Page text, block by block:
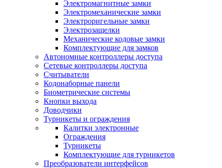
Электромагнитные замки
Электромеханические замки
Электроригельные замки
Электрозащелки
Механические кодовые замки
Комплектующие для замков
Автономные контроллеры доступа
Сетевые контроллеры доступа
Считыватели
Кодонаборные панели
Биометрические системы
Кнопки выхода
Доводчики
Турникеты и ограждения
Калитки электронные
Ограждения
Турникеты
Комплектующие для турникетов
Преобразователи интерфейсов